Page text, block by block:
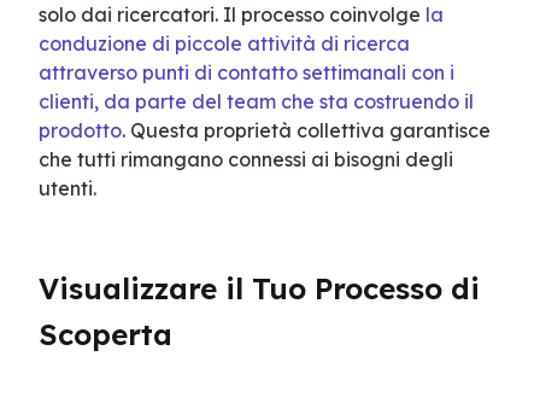
solo dai ricercatori. Il processo coinvolge la
conduzione di piccole attività di ricerca
attraverso punti di contatto settimanali con i
clienti, da parte del team che sta costruendo il
prodotto. Questa proprietà collettiva garantisce
che tutti rimangano connessi ai bisogni degli
utenti.
Visualizzare il Tuo Processo di
Scoperta